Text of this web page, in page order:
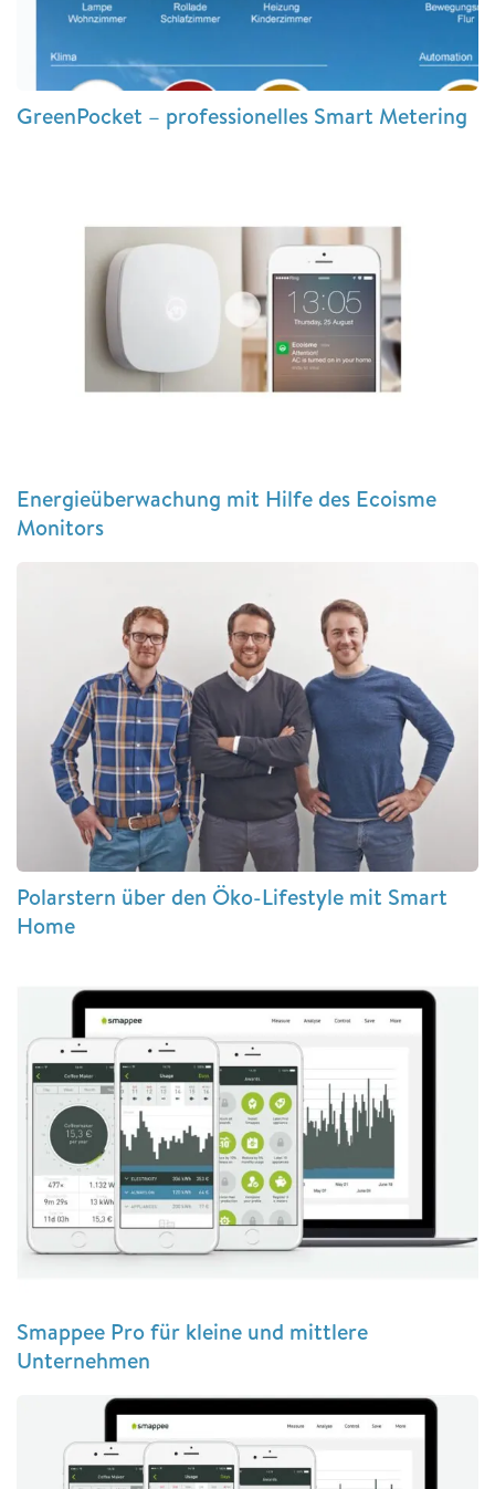
GreenPocket – professionelles Smart Metering
Energieüberwachung mit Hilfe des Ecoisme
Monitors
Polarstern über den Öko-Lifestyle mit Smart
Home
Smappee Pro für kleine und mittlere
Unternehmen